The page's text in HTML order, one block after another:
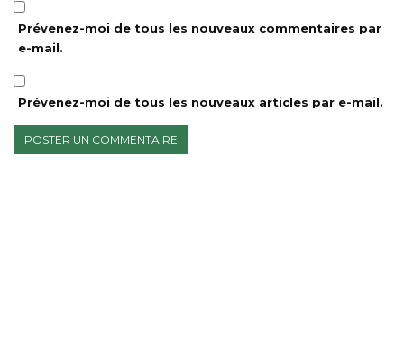
Prévenez-moi de tous les nouveaux commentaires par
e-mail.
Prévenez-moi de tous les nouveaux articles par e-mail.